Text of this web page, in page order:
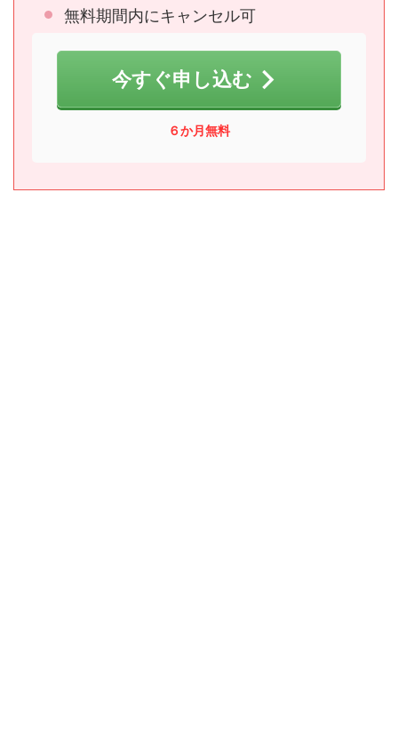
無料期間内にキャンセル可
今すぐ申し込む
６か月無料